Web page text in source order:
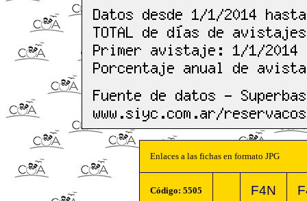
Enlaces a las fichas en formato JPG
Código: 5505 F4N